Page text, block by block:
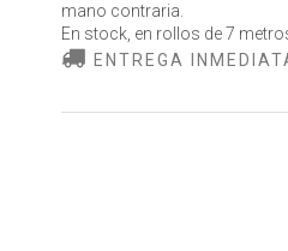
mano contraria.
En stock, en rollos de 7
ENTREGA